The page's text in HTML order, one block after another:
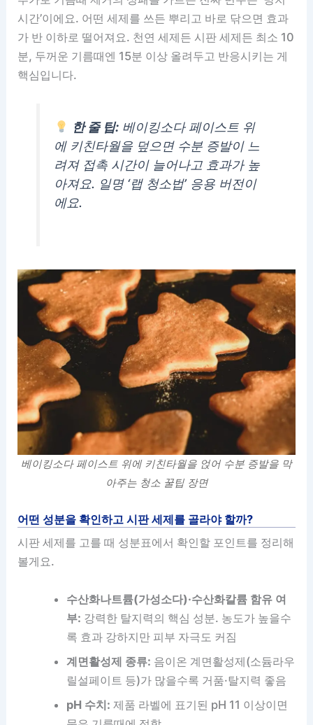
시간’이에요. 어떤 세제를 쓰든 뿌리고 바로 닦으면 효과
가 반 이하로 떨어져요. 천연 세제든 시판 세제든 최소 10
분, 두꺼운 기름때엔 15분 이상 올려두고 반응시키는 게
핵심입니다.
한 줄 팁:베이킹소다 페이스트 위
에 키친타월을 덮으면 수분 증발이 느
려져 접촉 시간이 늘어나고 효과가 높
아져요. 일명 ‘랩 청소법’ 응용 버전이
에요.
베이킹소다 페이스트 위에 키친타월을 얹어 수분 증발을 막
아주는 청소 꿀팁 장면
어떤 성분을 확인하고 시판 세제를 골라야 할까?
시판 세제를 고를 때 성분표에서 확인할 포인트를 정리해
볼게요.
수산화나트륨(가성소다)·수산화칼륨 함유 여
부: 강력한 탈지력의 핵심 성분. 농도가 높을수
록 효과 강하지만 피부 자극도 커짐
계면활성제 종류: 음이온 계면활성제(소듐라우
릴설페이트 등)가 많을수록 거품·탈지력 좋음
pH 수치: 제품 라벨에 표기된 pH 11 이상이면